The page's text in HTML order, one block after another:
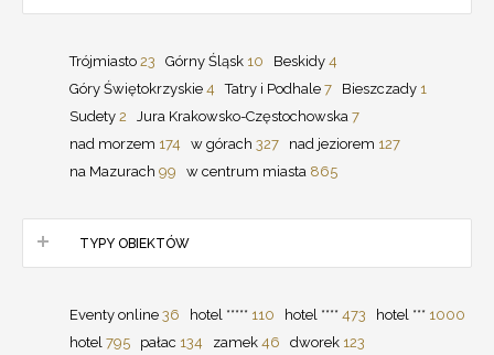
Trójmiasto 23 Górny Śląsk 10 Beskidy 4
Góry Świętokrzyskie 4 Tatry i Podhale 7 Bieszczady 1
Sudety 2 Jura Krakowsko-Częstochowska 7
nad morzem 174 w górach 327 nad jeziorem 127
na Mazurach 99 w centrum miasta 865
TYPY OBIEKTÓW
Eventy online 36 hotel ***** 110 hotel **** 473 hotel *** 1000
hotel 795 pałac 134 zamek 46 dworek 123